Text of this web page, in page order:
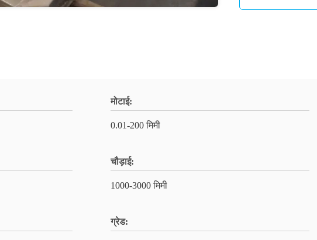
मोटाई:
0.01-200 मिमी
चौड़ाई:
1000-3000 मिमी
ग्रेड: